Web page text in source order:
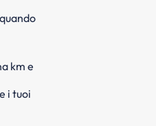
km e
i tuoi